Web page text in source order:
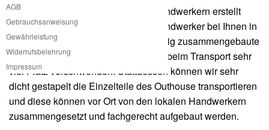
AGB
Gebrauchsanweisung
Gewährleistung
Widerrufsbelehrung
Impressum
den Vorschriften von zertifizierten Handwerkern erstellt
wird. Die Handwerker sind lokale Handwerker bei Ihnen in
der Nähe. Somit müssen wir nicht fertig zusammengebaute
Outhouses transportieren, weil diese beim Transport sehr
viel Platz verschwenden. Stattdessen können wir sehr
dicht gestapelt die Einzelteile des Outhouse transportieren
und diese können vor Ort von den lokalen Handwerkern
zusammengesetzt und fachgerecht aufgebaut werden.